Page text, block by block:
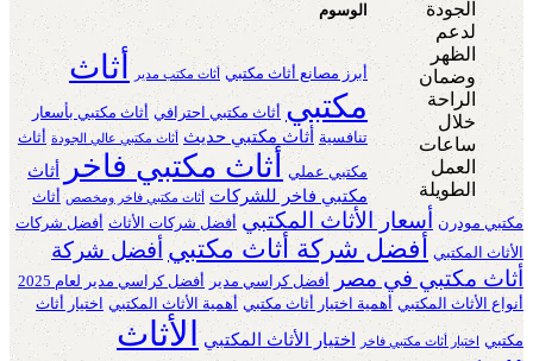
الوسوم
أبرز مصانع أثاث مكتبي أثاث مكتب مدير
أثاث
مكتبي أثاث مكتبي احترافي أثاث مكتبي بأسعار
تنافسية أثاث مكتبي حديث أثاث مكتبي عالي الجودة أثاث
مكتبي عملي أثاث مكتبي فاخر أثاث
مكتبي فاخر للشركات
أثاث مكتبي فاخر ومخصص أثاث
مكتبي مودرن أسعار الأثاث المكتبي أفضل شركات الأثاث أفضل شركات
الأثاث المكتبي أفضل شركة أثاث مكتبي أفضل شركة
أثاث مكتبي في مصر
أفضل كراسي مدير أفضل كراسي مدير لعام 2025
أنواع الأثاث المكتبي أهمية اختيار أثاث مكتبي أهمية الأثاث المكتبي اختيار أثاث
مكتبي اختيار أثاث مكتبي فاخر اختيار الأثاث المكتبي الأثاث